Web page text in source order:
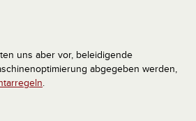
uns aber vor, beleidigende
abgegeben werden,
.